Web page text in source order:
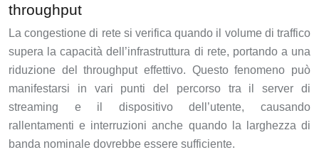
throughput
La congestione di rete si verifica quando il volume di traffico
supera la capacità dell’infrastruttura di rete, portando a una
riduzione del throughput effettivo. Questo fenomeno può
manifestarsi in vari punti del percorso tra il server di
streaming e il dispositivo dell’utente, causando
rallentamenti e interruzioni anche quando la larghezza di
banda nominale dovrebbe essere sufficiente.